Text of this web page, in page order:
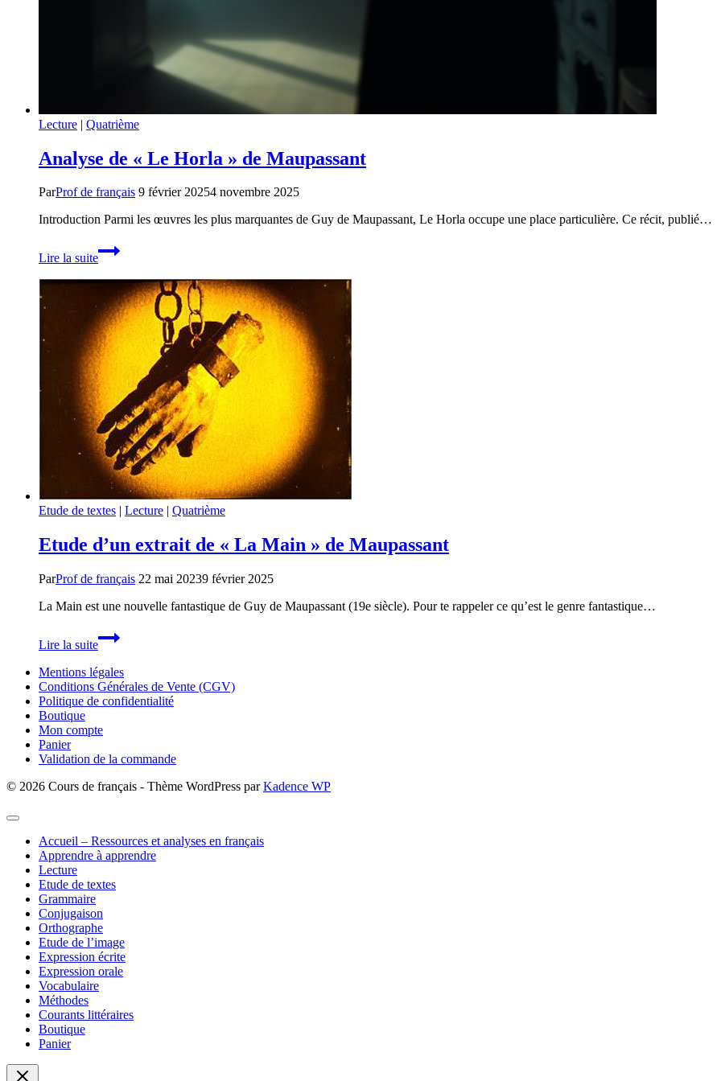
Lecture | Quatrième
Analyse de « Le Horla » de Maupassant
ParProf de français 9 février 20254 novembre 2025
Introduction Parmi les œuvres les plus marquantes de Guy de Maupassant, Le Horla occupe une place particulière. Ce récit, publié…
Lire la suite
Analyse
de
Horla »
de
Maupassant
Etude de textes | Lecture | Quatrième
Etude d’un extrait de « La Main » de Maupassant
ParProf de français 22 mai 20239 février 2025
La Main est une nouvelle fantastique de Guy de Maupassant (19e siècle). Pour te rappeler ce qu’est le genre fantastique…
Lire la suite
Etude
d’un
de
« La
Main »
Maupassant
Mentions légales
Conditions Générales de Vente (CGV)
Politique de confidentialité
Boutique
Mon compte
Panier
Validation de la commande
© 2026 Cours de français - Thème WordPress parKadence WP
Accueil – Ressources et analyses en français
Apprendre à apprendre
Lecture
Etude de textes
Grammaire
Conjugaison
Orthographe
Etude de l’image
Expression écrite
Expression orale
Vocabulaire
Méthodes
Courants littéraires
Boutique
Panier